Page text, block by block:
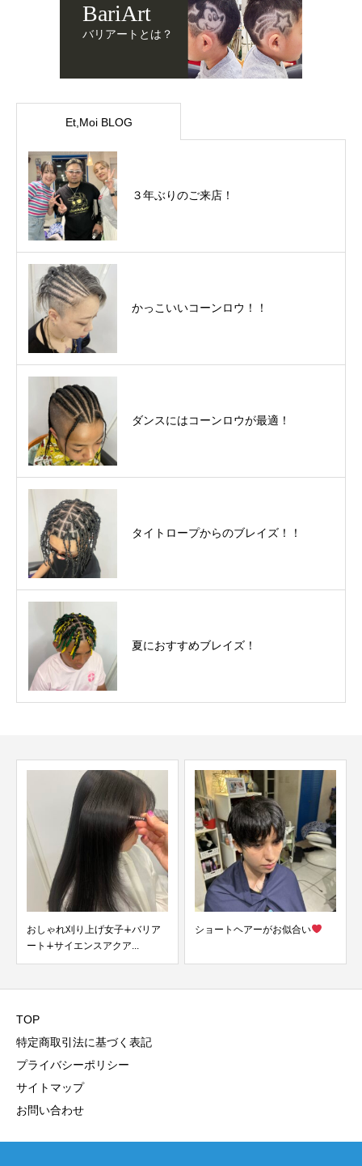
BariArt
バリアートとは？
Et,Moi BLOG
３年ぶりのご来店！
かっこいいコーンロウ！！
ダンスにはコーンロウが最適！
タイトロープからのブレイズ！！
夏におすすめブレイズ！
ショートヘアーがお似合い
大好評！ハリウッドブロウリフ
TOP
特定商取引法に基づく表記
プライバシーポリシー
サイトマップ
お問い合わせ